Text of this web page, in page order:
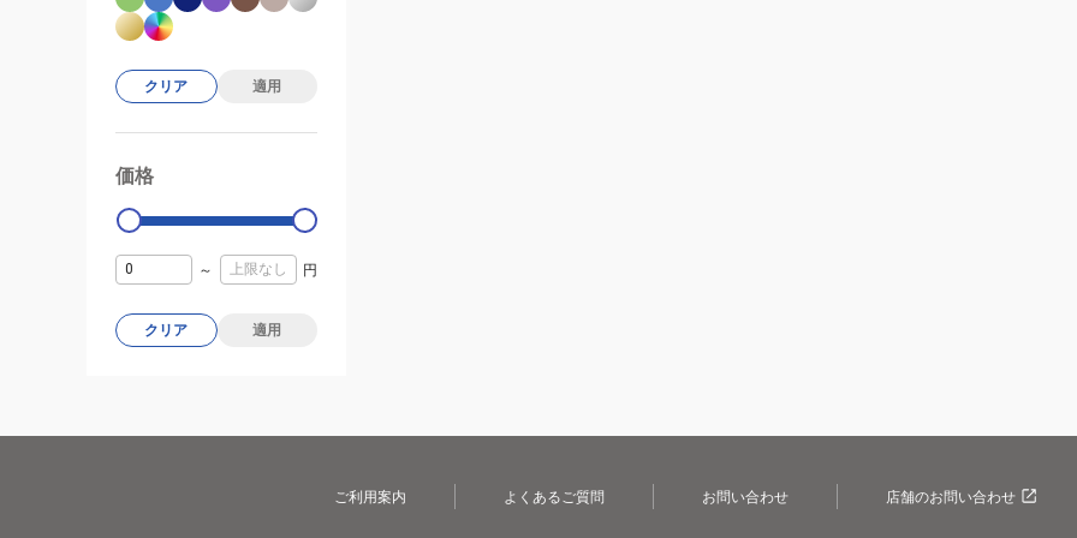
クリア 適用
価格
0
～ 円
クリア 適用
ご利用案内 よくあるご質問 お問い合わせ 店舗のお問い合わせ